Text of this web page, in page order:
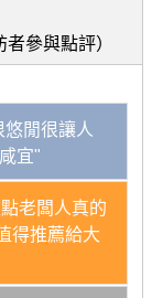
者參與點評）
閒很讓人
宜"
老闆人真的
得推薦給大